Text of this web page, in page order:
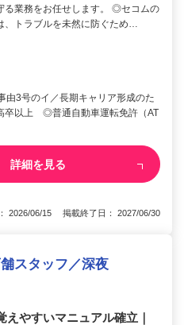
る業務をお任せします。 ◎セコムの
、トラブルを未然に防ぐため…
由3号のイ／長期キャリア形成のた
卒以上 ◎普通自動車運転免許（AT
詳細を見る
2026/06/15 掲載終了日： 2027/06/30
スタッフ／深夜
えやすいマニュアル確立｜